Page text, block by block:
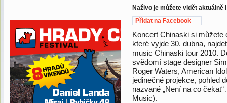
Naživo je můžete vidět aktuálně
Přidat na Facebook
Koncert Chinaski si můžete
které vyjde 30. dubna,
music Chinaski tour 2010.
svědomí stage designer
Roger Waters, American
jedinečné projekce, pohled
nazvané „Není na co
Music).